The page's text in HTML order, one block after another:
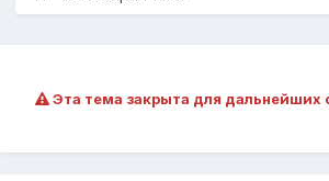
Эта тема закрыта для дальнейших